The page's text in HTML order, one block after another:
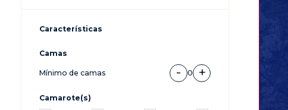
Características
Camas
Mínimo de camas - 0 +
Camarote(s)